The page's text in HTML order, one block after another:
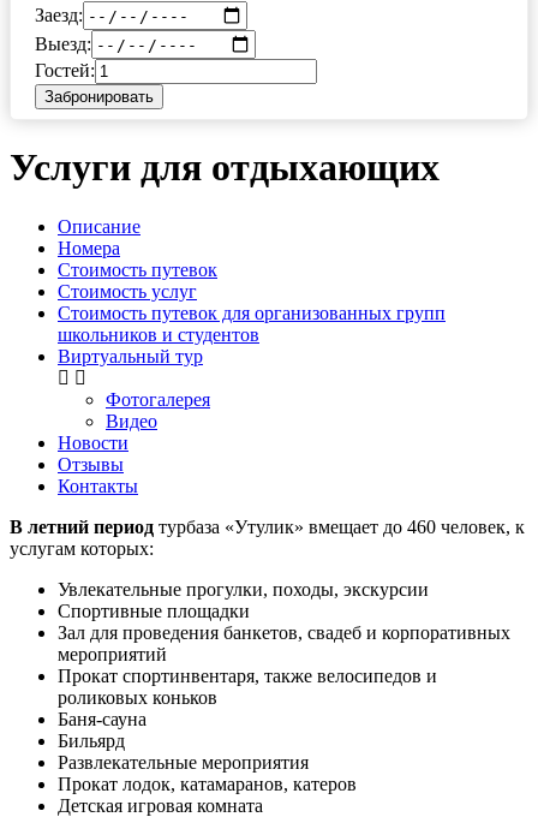
Заезд:
Выезд:
Гостей:
Забронировать
Услуги для отдыхающих
Описание
Номера
Стоимость путевок
Стоимость услуг
Стоимость путевок для организованных групп
школьников и студентов
Виртуальный тур
Фотогалерея
Видео
Новости
Отзывы
Контакты
В летний период турбаза «Утулик» вмещает до 460 человек, к
услугам которых:
Увлекательные прогулки, походы, экскурсии
Спортивные площадки
Зал для проведения банкетов, свадеб и корпоративных
мероприятий
Прокат спортинвентаря, также велосипедов и
роликовых коньков
Баня-сауна
Бильярд
Развлекательные мероприятия
Прокат лодок, катамаранов, катеров
Детская игровая комната